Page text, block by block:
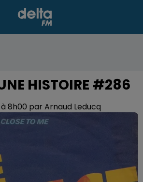
HISTOIRE #286
à 8h00 par Arnaud Leducq